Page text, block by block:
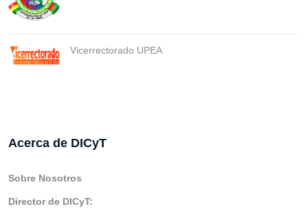
Vicerrectorado UPEA
Acerca de DICyT
Sobre Nosotros
Director de DICyT: